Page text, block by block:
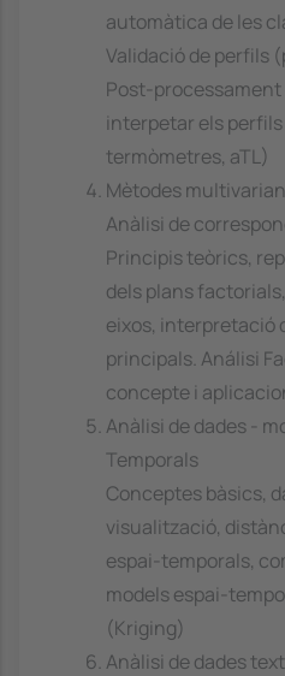
automàtica de les
Validació de perfils
Post-processament
interpetar els perfils
termòmetres, aTL)
Mètodes
Anàlisi de
Principis teòrics,
dels plans
eixos, interpretació
principals. Análisi
concepte i
Anàlisi de dades -
Temporals
Conceptes bàsics,
visualització,
espai-temporals,
models espai-
(Kriging)
Anàlisi de dades